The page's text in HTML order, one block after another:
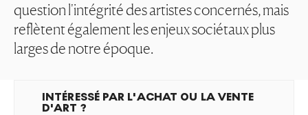
question l'intégrité des artistes concernés, mais
reflètent également les enjeux sociétaux plus
larges de notre époque.
INTÉRESSÉ PAR L'ACHAT OU LA VENTE
D'ART ?